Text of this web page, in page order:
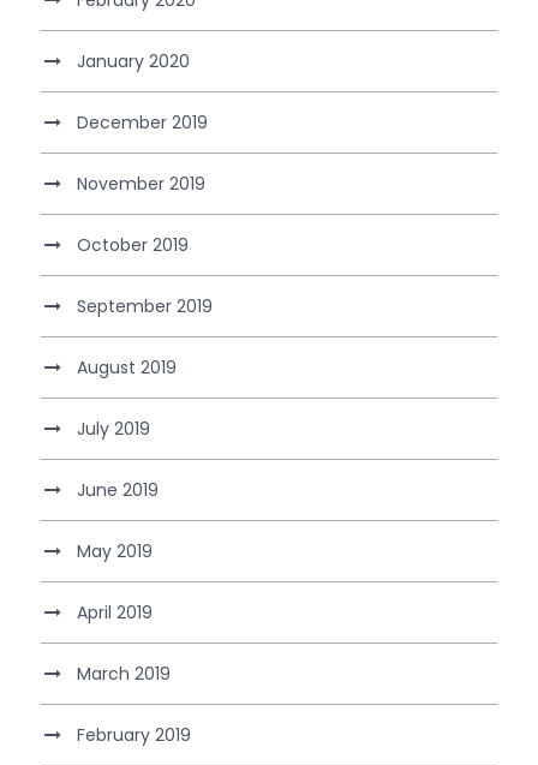
January 2020
December 2019
November 2019
October 2019
September 2019
August 2019
July 2019
June 2019
May 2019
April 2019
March 2019
February 2019